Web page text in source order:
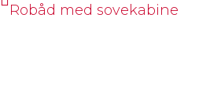
Robåd med sovekabine